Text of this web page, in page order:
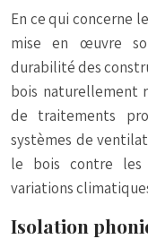
En ce qui concerne
mise en œuvre
durabilité des
bois naturellement
de traitements
systèmes de
le bois contre les
variations
Isolation